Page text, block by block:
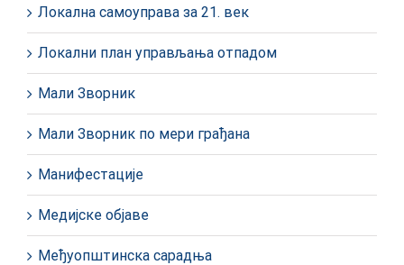
Локална самоуправа за 21. век
Локални план управљања отпадом
Мали Зворник
Мали Зворник по мери грађана
Манифестације
Медијске објаве
Међуопштинска сарадња